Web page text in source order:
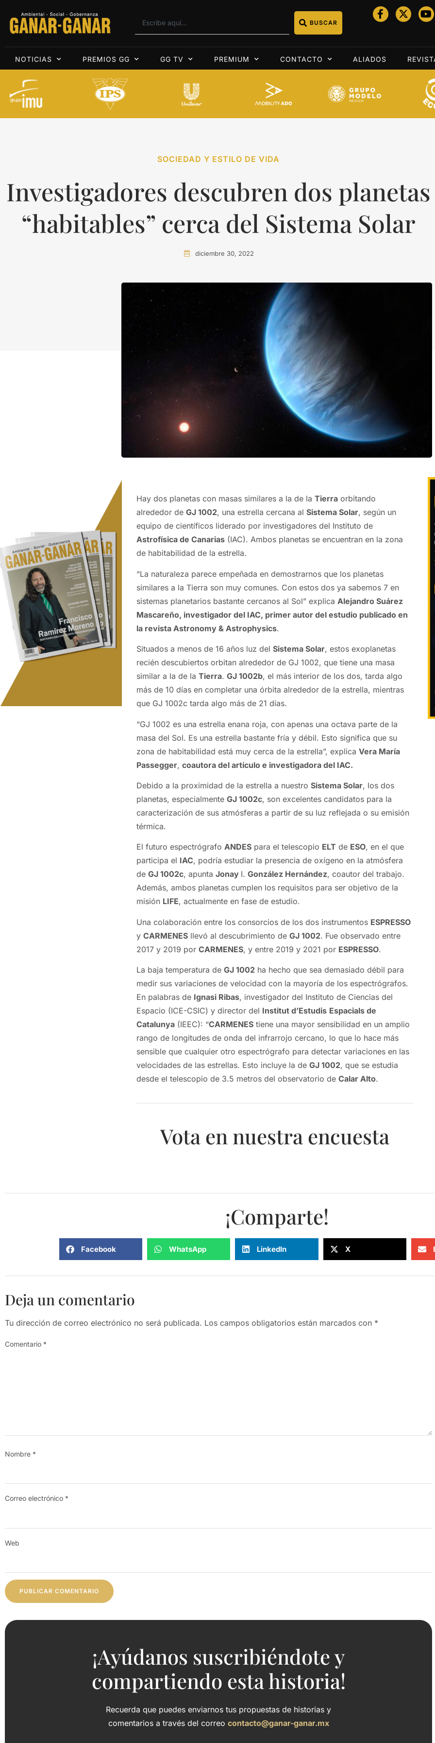
BUSCAR
NOTICIAS PREMIOS GG GG TV PREMIUM CONTACTO ALIADOS
SOCIEDAD Y ESTILO DE VIDA
Investigadores descubren dos planetas
“habitables” cerca del Sistema Solar
diciembre 30, 2022
Hay dos planetas con masas similares a la de la Tierraorbitando
alrededor de GJ 1002, una estrella cercana al Sistema Solar, según un
equipo de científicos liderado por investigadores del Instituto de
Astrofísica de Canarias(IAC). Ambos planetas se encuentran en la zona
de habitabilidad de la estrella.
“La naturaleza parece empeñada en demostrarnos que los planetas
similares a la Tierra son muy comunes. Con estos dos ya sabemos 7 en
sistemas planetarios bastante cercanos al Sol” explica Alejandro Suárez
Mascareño, investigador del IAC, primer autor del estudio publicado en
la revista Astronomy & Astrophysics.
Situados a menos de 16 años luz del Sistema Solar, estos exoplanetas
recién descubiertos orbitan alrededor de GJ 1002, que tiene una masa
similar a la de la Tierra. GJ 1002b, el más interior de los dos, tarda algo
más de 10 días en completar una órbita alrededor de la estrella, mientras
que GJ 1002c tarda algo más de 21 días.
“GJ 1002 es una estrella enana roja, con apenas una octava parte de la
masa del Sol. Es una estrella bastante fría y débil. Esto significa que su
zona de habitabilidad está muy cerca de la estrella”, explica Vera María
Passegger, coautora del artículo e investigadora del IAC.
Debido a la proximidad de la estrella a nuestro Sistema Solar, los dos
planetas, especialmente GJ 1002c, son excelentes candidatos para la
caracterización de sus atmósferas a partir de su luz reflejada o su emisión
térmica.
El futuro espectrógrafo ANDESpara el telescopio ELT de ESO, en el que
participa el IAC, podría estudiar la presencia de oxígeno en la atmósfera
de GJ 1002c, apunta Jonay I. González Hernández, coautor del trabajo.
Además, ambos planetas cumplen los requisitos para ser objetivo de la
misión LIFE, actualmente en fase de estudio.
Una colaboración entre los consorcios de los dos instrumentos ESPRESSO
y CARMENESllevó al descubrimiento de GJ 1002. Fue observado entre
2017 y 2019 por CARMENES, y entre 2019 y 2021 por ESPRESSO.
La baja temperatura de GJ 1002ha hecho que sea demasiado débil para
medir sus variaciones de velocidad con la mayoría de los espectrógrafos.
En palabras de Ignasi Ribas, investigador del Instituto de Ciencias del
Espacio (ICE-CSIC) y director del Institut d’Estudis Espacials de
Catalunya(IEEC): “CARMENEStiene una mayor sensibilidad en un amplio
rango de longitudes de onda del infrarrojo cercano, lo que lo hace más
sensible que cualquier otro espectrógrafo para detectar variaciones en las
velocidades de las estrellas. Esto incluye la de GJ 1002, que se estudia
desde el telescopio de 3.5 metros del observatorio de Calar Alto.
Vota en nuestra encuesta
¡Comparte!
Facebook WhatsApp LinkedIn X
Deja un comentario
Tu dirección de correo electrónico no será publicada. Los campos obligatorios están marcados con *
Comentario *
Nombre *
Correo electrónico *
Web
¡Ayúdanos suscribiéndote y
compartiendo esta historia!
Recuerda que puedes enviarnos tus propuestas de historias y
comentarios a través del correo contacto@ganar-ganar.mx